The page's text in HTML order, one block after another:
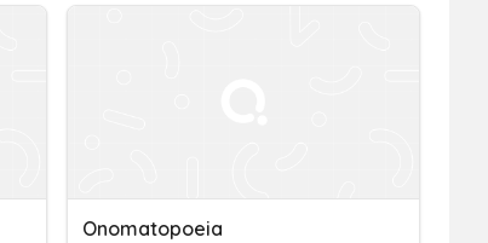
Onomatopoeia